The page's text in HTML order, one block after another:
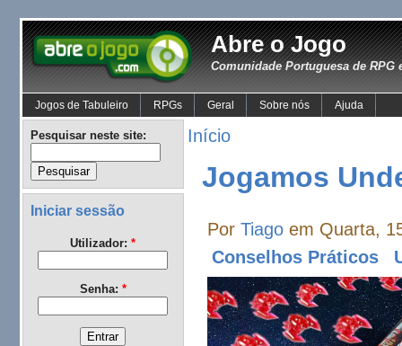
Abre o Jogo
Comunidade Portuguesa de RPG
Jogos de Tabuleiro RPGs Geral Sobre nós Ajuda
Pesquisar neste site:
Iniciar sessão
Utilizador: *
Senha: *
Início
Jogamos
PorTiago em Quarta,
Conselhos Práticos